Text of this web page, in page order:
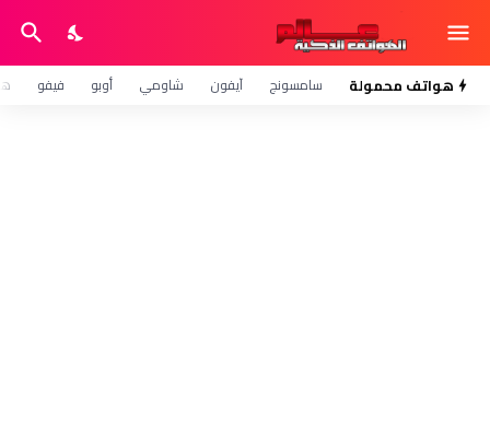
هواتف محمولة سامسونج آيفون شاومي أوبو فيفو